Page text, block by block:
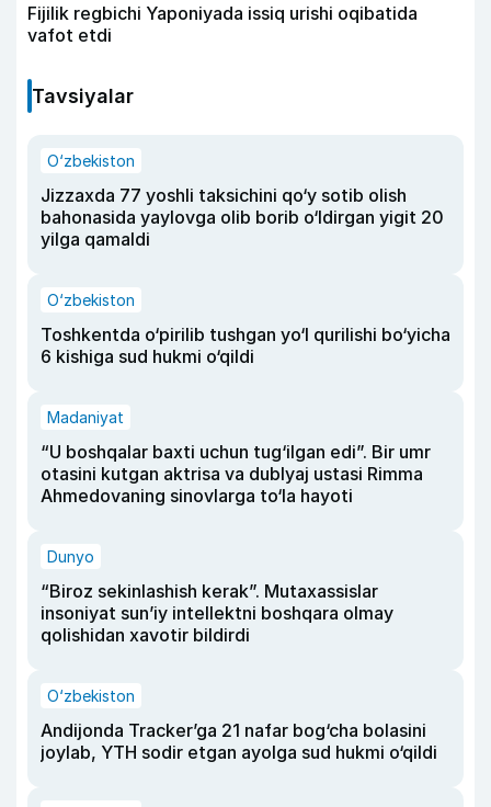
Fijilik regbichi Yaponiyada issiq urishi oqibatida
vafot etdi
Tavsiyalar
O‘zbekiston
Jizzaxda 77 yoshli taksichini qo‘y sotib olish
bahonasida yaylovga olib borib o‘ldirgan yigit 20
yilga qamaldi
O‘zbekiston
Toshkentda o‘pirilib tushgan yo‘l qurilishi bo‘yicha
6 kishiga sud hukmi o‘qildi
Madaniyat
“U boshqalar baxti uchun tug‘ilgan edi”. Bir umr
otasini kutgan aktrisa va dublyaj ustasi Rimma
Ahmedovaning sinovlarga to‘la hayoti
Dunyo
“Biroz sekinlashish kerak”. Mutaxassislar
insoniyat sun’iy intellektni boshqara olmay
qolishidan xavotir bildirdi
O‘zbekiston
Andijonda Tracker’ga 21 nafar bog‘cha bolasini
joylab, YTH sodir etgan ayolga sud hukmi o‘qildi